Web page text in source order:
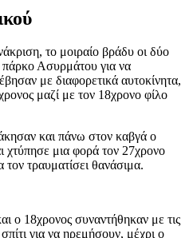
το μοιραίο βράδυ οι δύο
πάρκο Ασυρμάτου για να
με διαφορετικά αυτοκίνητα,
μαζί με τον 18χρονο φίλο
και πάνω στον καβγά ο
χτύπησε μια φορά τον 27χρονο
τραυματίσει θανάσιμα.
ο 18χρονος συναντήθηκαν με τις
για να ηρεμήσουν, μέχρι ο